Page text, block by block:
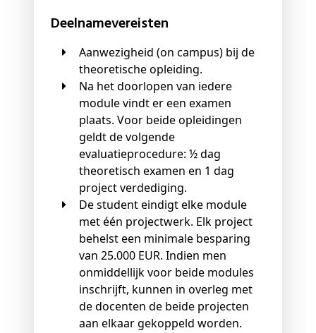
Deelnamevereisten
Aanwezigheid (on campus) bij de
theoretische opleiding.
Na het doorlopen van iedere
module vindt er een examen
plaats. Voor beide opleidingen
geldt de volgende
evaluatieprocedure: ½ dag
theoretisch examen en 1 dag
project verdediging.
De student eindigt elke module
met één projectwerk. Elk project
behelst een minimale besparing
van 25.000 EUR. Indien men
onmiddellijk voor beide modules
inschrijft, kunnen in overleg met
de docenten de beide projecten
aan elkaar gekoppeld worden.